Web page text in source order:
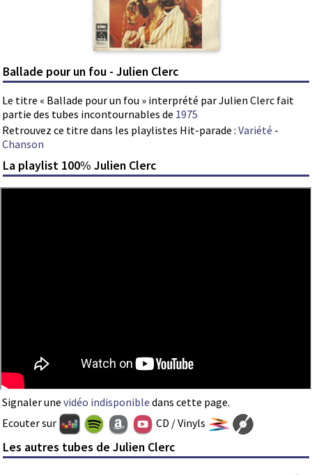
Ballade pour un fou - Julien Clerc
Le titre « Ballade pour un fou » interprété par Julien Clerc fait
partie des tubes incontournables de 1975
Retrouvez ce titre dans les playlistes Hit-parade : Variété -
Chanson
La playlist 100% Julien Clerc
Signaler une vidéo indisponible dans cette page.
Ecouter sur
CD / Vinyls
Les autres tubes de Julien Clerc